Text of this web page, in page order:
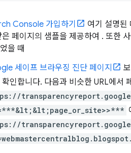
Console 가입하기
여기 설명
은 페이지의 샘플을 제공하여 . 또한
을 때
세이프 브라우징 진단 페이지
확인합니다. 다음과 비슷한 URL에서